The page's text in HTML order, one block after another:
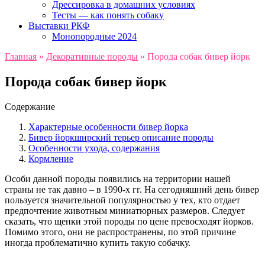
Дрессировка в домашних условиях
Тесты — как понять собаку
Выставки РКФ
Монопородные 2024
Главная » Декоративные породы » Порода собак бивер йорк
Порода собак бивер йорк
Содержание
Характерные особенности бивер йорка
Бивер йоркширский терьер описание породы
Особенности ухода, содержания
Кормление
Особи данной породы появились на территории нашей
страны не так давно – в 1990-х гг. На сегодняшний день бивер
пользуется значительной популярностью у тех, кто отдает
предпочтение животным миниатюрных размеров. Следует
сказать, что щенки этой породы по цене превосходят йорков.
Помимо этого, они не распространены, по этой причине
иногда проблематично купить такую собачку.